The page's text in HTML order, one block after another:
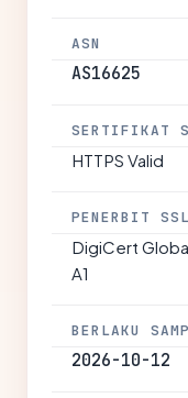
ASN
AS16625
SERTIFIKAT
HTTPS Valid
PENERBIT SSL
DigiCert
A1
BERLAKU
2026-10-12